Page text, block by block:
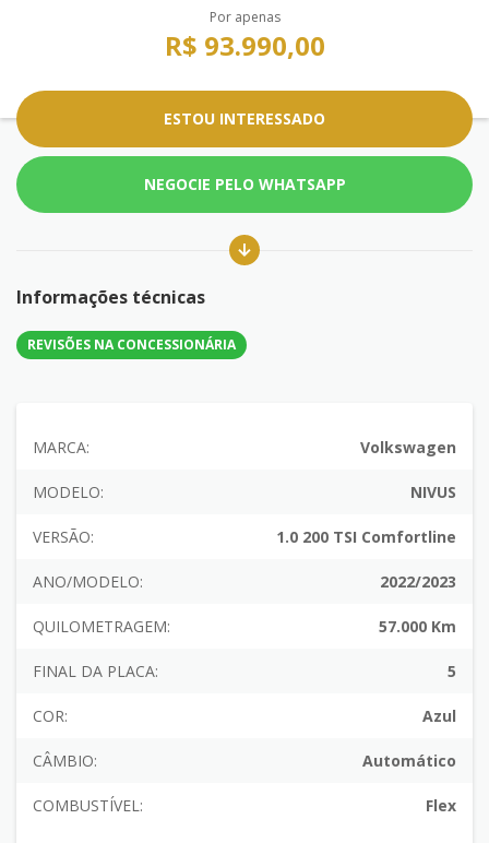
Por apenas
R$ 93.990,00
ESTOU INTERESSADO
NEGOCIE PELO WHATSAPP
Informações técnicas
REVISÕES NA CONCESSIONÁRIA
MARCA: Volkswagen
MODELO: NIVUS
VERSÃO: 1.0 200 TSI Comfortline
ANO/MODELO: 2022/2023
QUILOMETRAGEM: 57.000 Km
FINAL DA PLACA: 5
COR: Azul
CÂMBIO: Automático
COMBUSTÍVEL: Flex